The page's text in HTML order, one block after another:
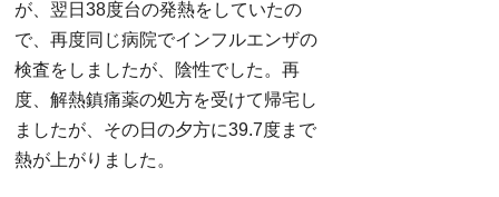
が、翌日38度台の発熱をしていたの
で、再度同じ病院でインフルエンザの
検査をしましたが、陰性でした。再
度、解熱鎮痛薬の処方を受けて帰宅し
ましたが、その日の夕方に39.7度まで
熱が上がりました。